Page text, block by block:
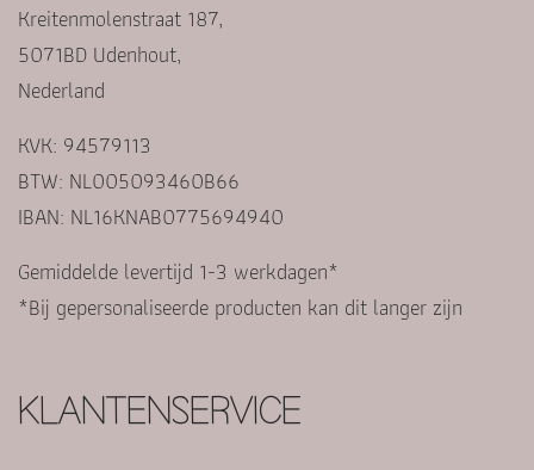
Kreitenmolenstraat 187,
5071BD Udenhout,
Nederland
KVK: 94579113
BTW: NL005093460B66
IBAN: NL16KNAB0775694940
Gemiddelde levertijd 1-3 werkdagen*
*Bij gepersonaliseerde producten kan dit langer zijn
KLANTENSERVICE